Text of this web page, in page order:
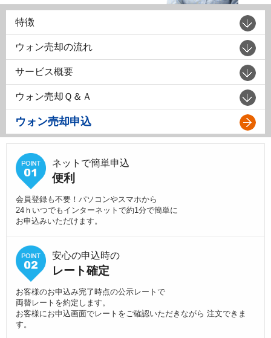
特徴
ウォン売却の流れ
サービス概要
ウォン売却Ｑ＆Ａ
ウォン売却申込
ネットで簡単申込
便利
会員登録も不要！パソコンやスマホから
24ｈいつでもインターネットで約1分で簡単に
お申込みいただけます。
安心の申込時の
レート確定
お客様のお申込み完了時点の公示レートで
両替レートを約定します。
お客様にお申込画面でレートをご確認いただきながら 注文できま
す。